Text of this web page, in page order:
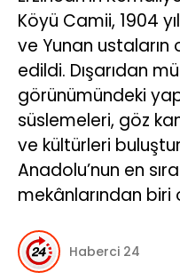
Köyü Camii, 1904
ve Yunan
edildi. Dışarıdan
görünümündeki
süslemeleri, göz
ve kültürleri
Anadolu’nun en
mekânlarından biri
Haberci 24